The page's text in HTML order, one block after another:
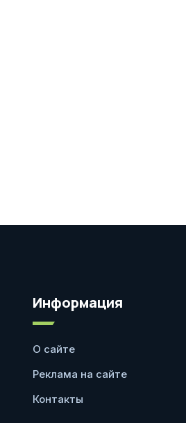
Информация
О сайте
Реклама на сайте
Контакты